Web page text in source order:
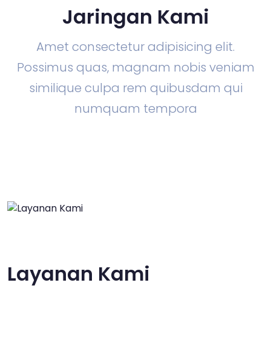
Jaringan Kami
Amet consectetur adipisicing elit.
Possimus quas, magnam nobis veniam
similique culpa rem quibusdam qui
numquam tempora
Layanan Kami